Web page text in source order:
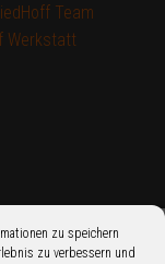
zu speichern
zu verbessern und
Team
Werkstatt